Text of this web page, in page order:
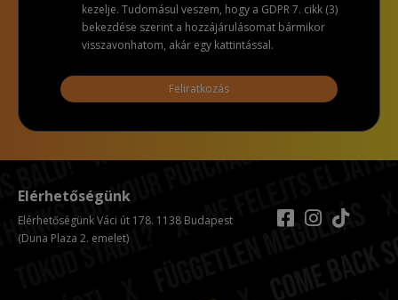
kezelje. Tudomásul veszem, hogy a GDPR 7. cikk (3)
bekezdése szerint a hozzájárulásomat bármikor
visszavonhatom, akár egy kattintással.
Feliratkozás
Elérhetőségünk
Elérhetőségünk Váci út 178. 1138 Budapest
(Duna Plaza 2. emelet)